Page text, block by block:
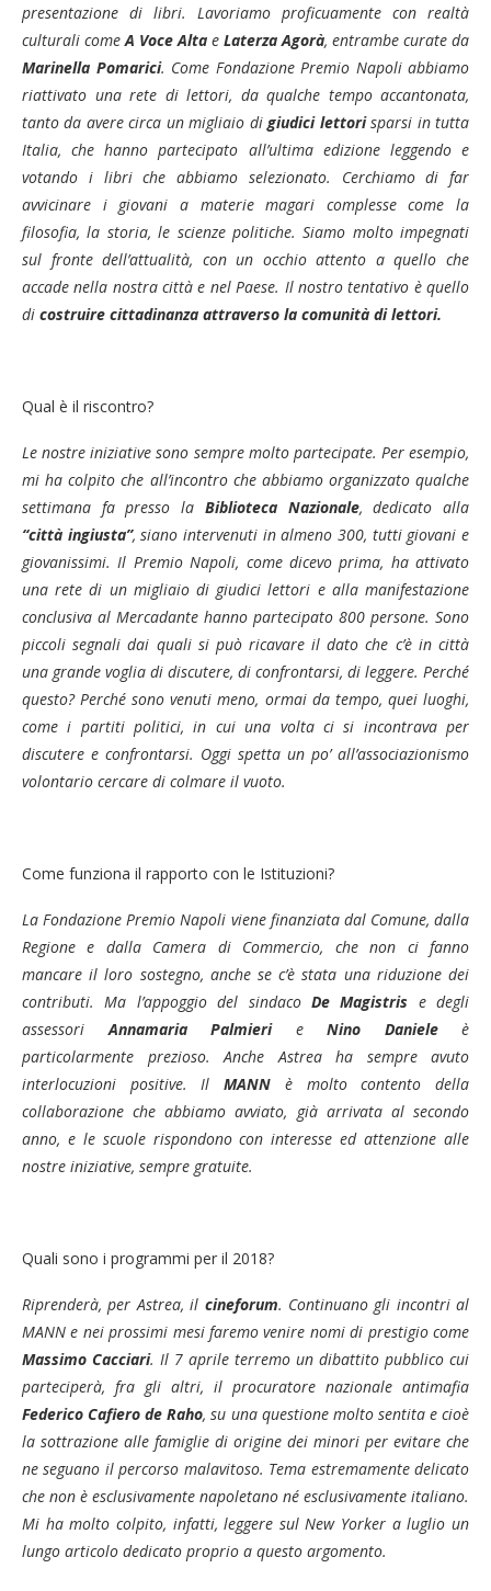
presentazione di libri. Lavoriamo proficuamente con realtà
culturali come A Voce Alta e Laterza Agorà, entrambe curate da
Marinella Pomarici. Come Fondazione Premio Napoli abbiamo
riattivato una rete di lettori, da qualche tempo accantonata,
tanto da avere circa un migliaio digiudici lettorisparsi in tutta
Italia, che hanno partecipato all’ultima edizione leggendo e
votando i libri che abbiamo selezionato. Cerchiamo di far
avvicinare i giovani a materie magari complesse come la
filosofia, la storia, le scienze politiche. Siamo molto impegnati
sul fronte dell’attualità, con un occhio attento a quello che
accade nella nostra città e nel Paese. Il nostro tentativo è quello
di costruire cittadinanza attraverso la comunità di lettori.
Qual è il riscontro?
Le nostre iniziative sono sempre molto partecipate. Per esempio,
mi ha colpito che all’incontro che abbiamo organizzato qualche
settimana fa presso la Biblioteca Nazionale, dedicato alla
“città ingiusta”, siano intervenuti in almeno 300, tutti giovani e
giovanissimi. Il Premio Napoli, come dicevo prima, ha attivato
una rete di un migliaio di giudici lettori e alla manifestazione
conclusiva al Mercadante hanno partecipato 800 persone. Sono
piccoli segnali dai quali si può ricavare il dato che c’è in città
una grande voglia di discutere, di confrontarsi, di leggere. Perché
questo? Perché sono venuti meno, ormai da tempo, quei luoghi,
come i partiti politici, in cui una volta ci si incontrava per
discutere e confrontarsi. Oggi spetta un po’ all’associazionismo
volontario cercare di colmare il vuoto.
Come funziona il rapporto con le Istituzioni?
La Fondazione Premio Napoli viene finanziata dal Comune, dalla
Regione e dalla Camera di Commercio, che non ci fanno
mancare il loro sostegno, anche se c’è stata una riduzione dei
contributi. Ma l’appoggio del sindaco De Magistris e degli
assessori Annamaria Palmierie Nino Danieleè
particolarmente prezioso. Anche Astrea ha sempre avuto
interlocuzioni positive. IlMANN è molto contento della
collaborazione che abbiamo avviato, già arrivata al secondo
anno, e le scuole rispondono con interesse ed attenzione alle
nostre iniziative, sempre gratuite.
Quali sono i programmi per il 2018?
Riprenderà, per Astrea, il cineforum. Continuano gli incontri al
MANN e nei prossimi mesi faremo venire nomi di prestigio come
Massimo Cacciari. Il 7 aprile terremo un dibattito pubblico cui
parteciperà, fra gli altri, il procuratore nazionale antimafia
Federico Cafiero de Raho, su una questione molto sentita e cioè
la sottrazione alle famiglie di origine dei minori per evitare che
ne seguano il percorso malavitoso. Tema estremamente delicato
che non è esclusivamente napoletano né esclusivamente italiano.
Mi ha molto colpito, infatti, leggere sul New Yorker a luglio un
lungo articolo dedicato proprio a questo argomento.